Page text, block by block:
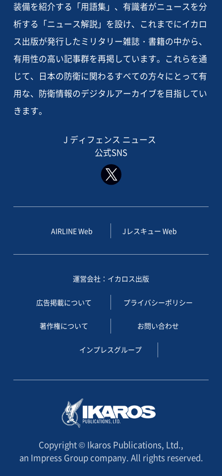
装備を紹介する「用語集」、有識者がニュースを分
析する「ニュース解説」を設け、これまでにイカロ
ス出版が発行したミリタリー雑誌・書籍の中から、
有用性の高い記事群を再掲しています。これらを通
じて、日本の防衛に関わるすべての方々にとって有
用な、防衛情報のデジタルアーカイブを目指してい
きます。
J ディフェンス ニュース
公式SNS
AIRLINE Web Jレスキュー Web
運営会社：イカロス出版
広告掲載について プライバシーポリシー
著作権について お問い合わせ
インプレスグループ
Copyright © Ikaros Publications, Ltd.,
an Impress Group company. All rights reserved.